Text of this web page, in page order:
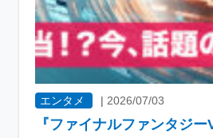
エンタメ |2026/07/03
『ファイナルファンタジ